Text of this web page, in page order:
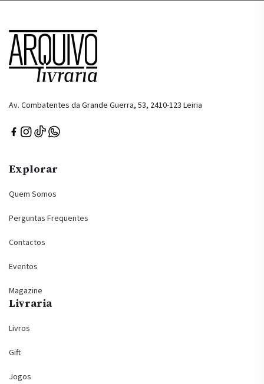
Av. Combatentes da Grande Guerra, 53, 2410-123 Leiria
Explorar
Quem Somos
Perguntas Frequentes
Contactos
Eventos
Magazine
Livraria
Livros
Gift
Jogos